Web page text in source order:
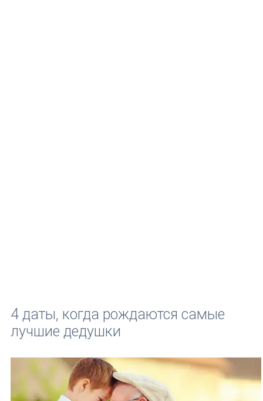
4 даты, когда рождаются самые
лучшие дедушки